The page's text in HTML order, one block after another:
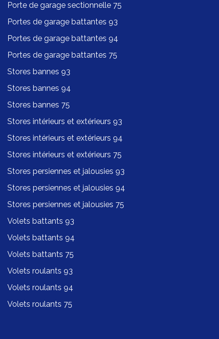
Porte de garage sectionnelle 75
Portes de garage battantes 93
Portes de garage battantes 94
Portes de garage battantes 75
Stores bannes 93
Stores bannes 94
Stores bannes 75
Stores intérieurs et extérieurs 93
Stores intérieurs et extérieurs 94
Stores intérieurs et extérieurs 75
Stores persiennes et jalousies 93
Stores persiennes et jalousies 94
Stores persiennes et jalousies 75
Volets battants 93
Volets battants 94
Volets battants 75
Volets roulants 93
Volets roulants 94
Volets roulants 75